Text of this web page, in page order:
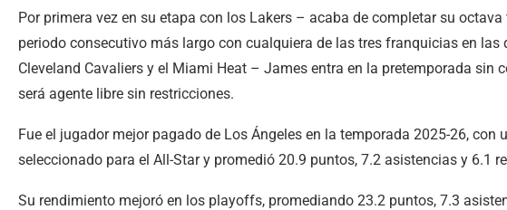
Por primera vez en su etapa con los Lakers – acaba de completar su
periodo consecutivo más largo con cualquiera de las tres franquicias en las
Cleveland Cavaliers y el Miami Heat – James entra en la pretemporada sin
será agente libre sin restricciones.
Fue el jugador mejor pagado de Los Ángeles en la temporada 2025-26, con
seleccionado para el All-Star y promedió 20.9 puntos, 7.2 asistencias y 6.1
Su rendimiento mejoró en los playoffs, promediando 23.2 puntos, 7.3